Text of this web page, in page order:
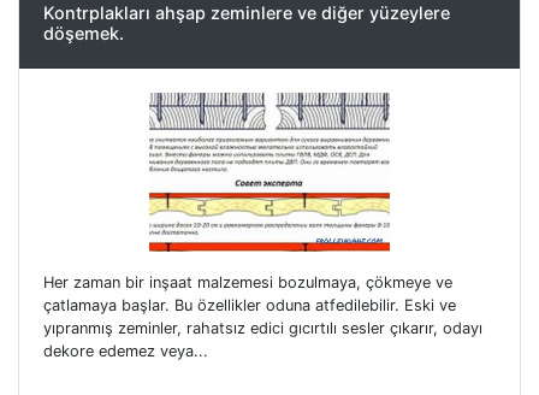
Kontrplakları ahşap zeminlere ve diğer yüzeylere
döşemek.
Her zaman bir inşaat malzemesi bozulmaya, çökmeye ve
çatlamaya başlar. Bu özellikler oduna atfedilebilir. Eski ve
yıpranmış zeminler, rahatsız edici gıcırtılı sesler çıkarır, odayı
dekore edemez veya...